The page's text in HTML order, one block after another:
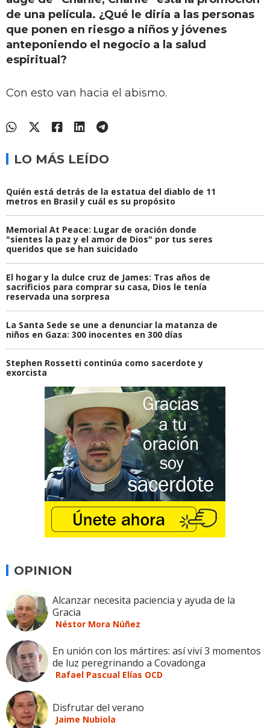
de una película. ¿Qué le diría a las personas
que ponen en riesgo a niños y jóvenes
anteponiendo el negocio a la salud
espiritual?
Con esto van hacia el abismo.
LO MÁS LEÍDO
Quién está detrás de la estatua del diablo de 11
metros en Brasil y cuál es su propósito
Memorial At Peace: Lugar de oración donde
"sientes la paz y el amor de Dios" por tus seres
queridos que se han suicidado
El hogar y la dulce cruz de James: Tras años de
sacrificios para comprar su casa, Dios le tenía
reservada una sorpresa
La Santa Sede se une a denunciar la matanza de
niños en Gaza: 300 inocentes en 300 días
Stephen Rossetti continúa como sacerdote y
exorcista
OPINION
Alcanzar necesita paciencia y ayuda de la
Gracia
Néstor Mora Núñez
En unión con los mártires: así viví 3 momentos
de luz peregrinando a Covadonga
Rafael Pascual Elías OCD
Disfrutar del verano
Jaime Nubiola